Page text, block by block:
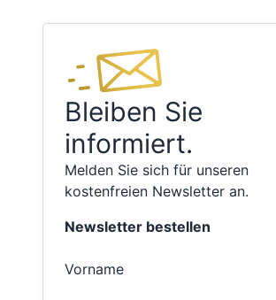
Bleiben Sie
informiert.
Melden Sie sich für unseren
kostenfreien Newsletter an.